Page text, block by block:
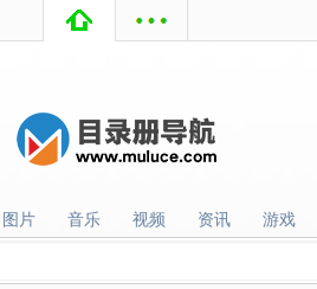
图片
图片 音乐
音乐 视频
视频 资讯
资讯 游戏
游戏